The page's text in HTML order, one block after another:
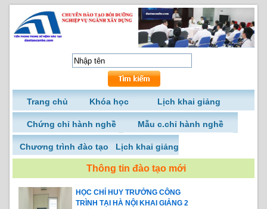
Trang chủ Khóa học Lịch khai giảng
Chứng chỉ hành nghề Mẫu c.chỉ hành nghề
Chương trình đào tạo Lịch khai giảng
Thông tin đào tạo mới
HỌC CHỈ HUY TRƯỞNG CÔNG
TRÌNH TẠI HÀ NỘI KHAI GIẢNG 2